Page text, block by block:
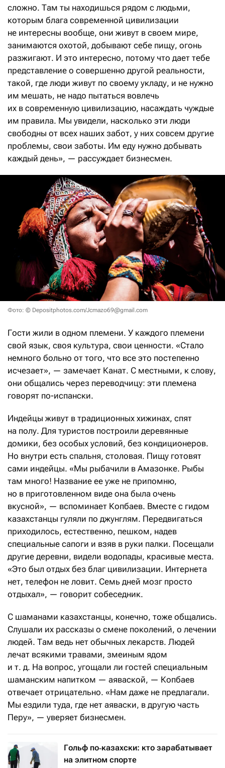
сложно. Там ты находишься рядом с людьми,
которым блага современной цивилизации
не интересны вообще, они живут в своем мире,
занимаются охотой, добывают себе пищу, огонь
разжигают. И это интересно, потому что дает тебе
представление о совершенно другой реальности,
такой, где люди живут по своему укладу, и не нужно
им мешать, не надо пытаться вовлечь
их в современную цивилизацию, насаждать чуждые
им правила. Мы увидели, насколько эти люди
свободны от всех наших забот, у них совсем другие
проблемы, свои заботы. Им еду нужно добывать
каждый день», — рассуждает бизнесмен.
Фото: © Depositphotos.com/Jcmazo69@gmail.com
Гости жили в одном племени. У каждого племени
свой язык, своя культура, свои ценности. «Стало
немного больно от того, что все это постепенно
исчезает», — замечает Канат. С местными, к слову,
они общались через переводчицу: эти племена
говорят по-испански.
Индейцы живут в традиционных хижинах, спят
на полу. Для туристов построили деревянные
домики, без особых условий, без кондиционеров.
Но внутри есть спальня, столовая. Пищу готовят
сами индейцы. «Мы рыбачили в Амазонке. Рыбы
там много! Название ее уже не припомню,
но в приготовленном виде она была очень
вкусной», — вспоминает Копбаев. Вместе с гидом
казахстанцы гуляли по джунглям. Передвигаться
приходилось, естественно, пешком, надев
специальные сапоги и взяв в руки палки. Посещали
другие деревни, видели водопады, красивые места.
«Это был отдых без благ цивилизации. Интернета
нет, телефон не ловит. Семь дней мозг просто
отдыхал», — говорит собеседник.
С шаманами казахстанцы, конечно, тоже общались.
Слушали их рассказы о смене поколений, о лечении
людей. Там ведь нет обычных лекарств. Людей
лечат всякими травами, змеиным ядом
и т. д. На вопрос, угощали ли гостей специальным
шаманским напитком — аяваской, — Копбаев
отвечает отрицательно. «Нам даже не предлагали.
Мы ездили туда, где нет аяваски, в другую часть
Перу», — уверяет бизнесмен.
Гольф по‑казахски: кто зарабатывает
на элитном спорте